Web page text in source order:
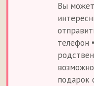
Вы
телефон
подарок